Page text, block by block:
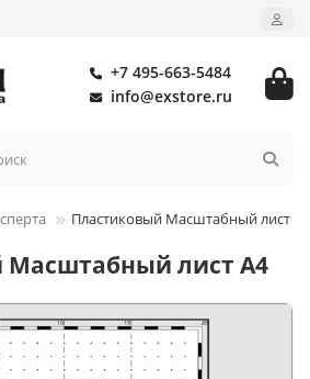
+7 495-663-5484
info@exstore.ru
Пластиковый Масштабный лист А4
Масштабный лист А4